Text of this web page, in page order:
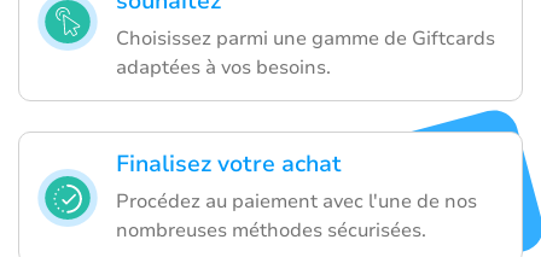
Choisissez parmi une gamme de Giftcards
adaptées à vos besoins.
Finalisez votre achat
Procédez au paiement avec l'une de nos
nombreuses méthodes sécurisées.